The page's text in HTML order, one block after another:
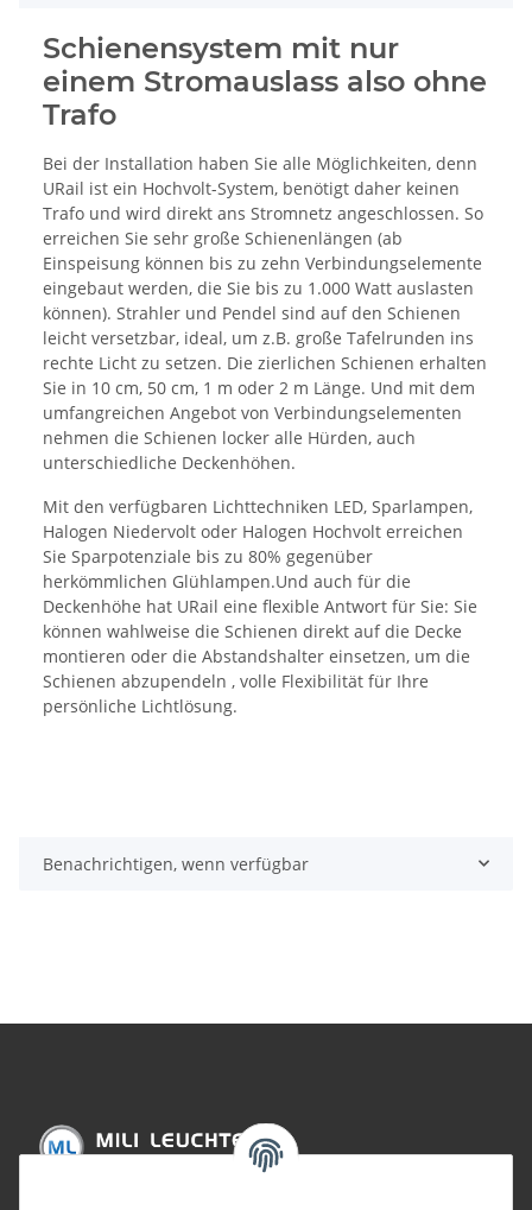
Schienensystem mit nur
einem Stromauslass also ohne
Trafo
Bei der Installation haben Sie alle Möglichkeiten, denn
URail ist ein Hochvolt-System, benötigt daher keinen
Trafo und wird direkt ans Stromnetz angeschlossen. So
erreichen Sie sehr große Schienenlängen (ab
Einspeisung können bis zu zehn Verbindungselemente
eingebaut werden, die Sie bis zu 1.000 Watt auslasten
können). Strahler und Pendel sind auf den Schienen
leicht versetzbar, ideal, um z.B. große Tafelrunden ins
rechte Licht zu setzen. Die zierlichen Schienen erhalten
Sie in 10 cm, 50 cm, 1 m oder 2 m Länge. Und mit dem
umfangreichen Angebot von Verbindungselementen
nehmen die Schienen locker alle Hürden, auch
unterschiedliche Deckenhöhen.
Mit den verfügbaren Lichttechniken LED, Sparlampen,
Halogen Niedervolt oder Halogen Hochvolt erreichen
Sie Sparpotenziale bis zu 80% gegenüber
herkömmlichen Glühlampen.Und auch für die
Deckenhöhe hat URail eine flexible Antwort für Sie: Sie
können wahlweise die Schienen direkt auf die Decke
montieren oder die Abstandshalter einsetzen, um die
Schienen abzupendeln , volle Flexibilität für Ihre
persönliche Lichtlösung.
Benachrichtigen, wenn verfügbar